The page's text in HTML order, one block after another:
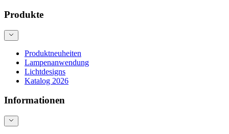
Produkte
Produktneuheiten
Lampenanwendung
Lichtdesigns
Katalog 2026
Informationen